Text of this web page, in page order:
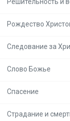
Решительность и
Рождество
Следование за
Слово Божье
Спасение
Страдание и